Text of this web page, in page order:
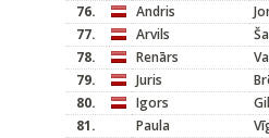
76.
Andris
77.
Arvils
78.
Renārs
79.
Juris
80.
Igors
81.
Paula